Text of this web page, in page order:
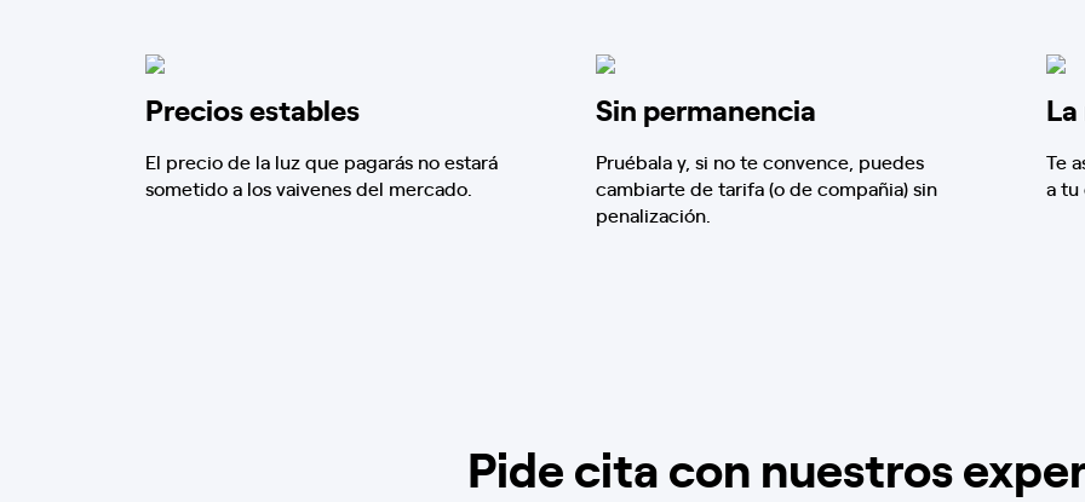
Precios estables
El precio de la luz que pagarás no estará
sometido a los vaivenes del mercado.
Sin permanencia
Pruébala y, si no te convence, puedes
cambiarte de tarifa (o de compañia) sin
penalización.
Te
a tu
Pide cita con nuestros